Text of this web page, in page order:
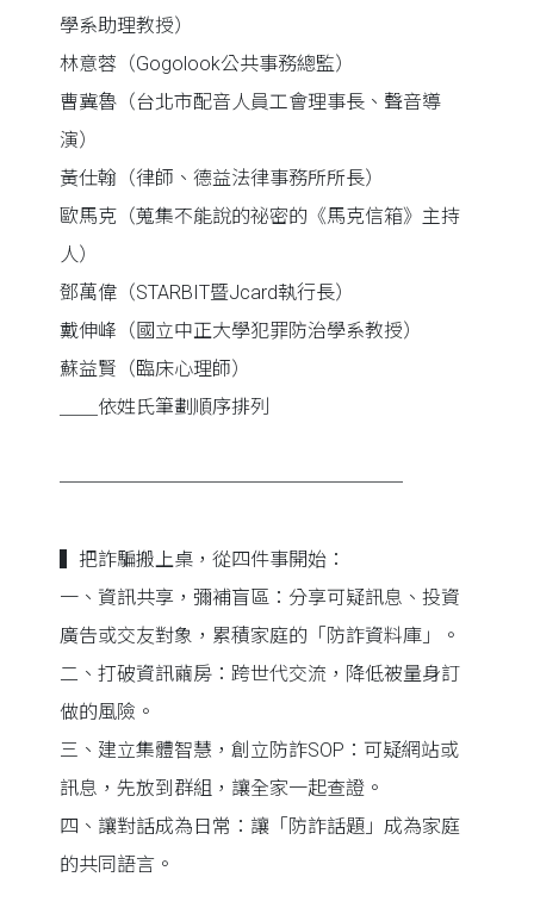
學系助理教授）
林意蓉（Gogolook公共事務總監）
曹冀魯（台北市配音人員工會理事長、聲音導
演）
黃仕翰（律師、德益法律事務所所長）
歐馬克（蒐集不能說的祕密的《馬克信箱》主持
人）
鄧萬偉（STARBIT暨Jcard執行長）
戴伸峰（國立中正大學犯罪防治學系教授）
蘇益賢（臨床心理師）
＿＿依姓氏筆劃順序排列
──────────────────
▍把詐騙搬上桌，從四件事開始：
一、資訊共享，彌補盲區：分享可疑訊息、投資
廣告或交友對象，累積家庭的「防詐資料庫」。
二、打破資訊繭房：跨世代交流，降低被量身訂
做的風險。
三、建立集體智慧，創立防詐SOP：可疑網站或
訊息，先放到群組，讓全家一起查證。
四、讓對話成為日常：讓「防詐話題」成為家庭
的共同語言。